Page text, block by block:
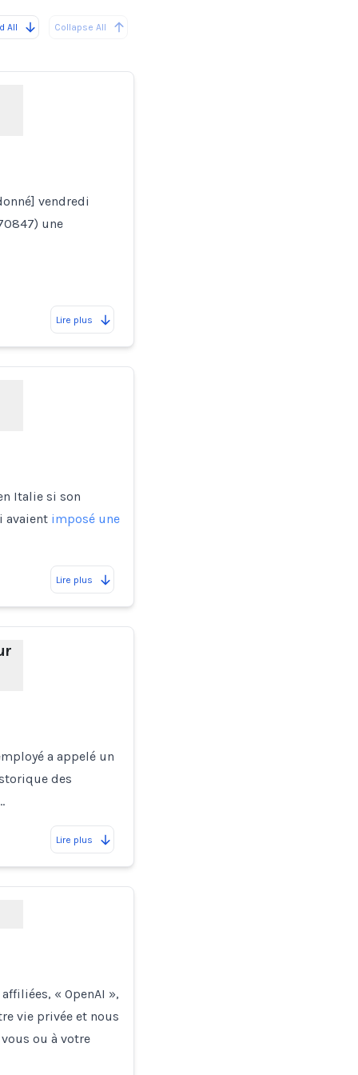
All Collapse All
vendredi
une
Lire plus
Italie si son
avaient imposé une
Lire plus
a appelé un
des
Lire plus
« OpenAI »,
vie privée et nous
ou à votre